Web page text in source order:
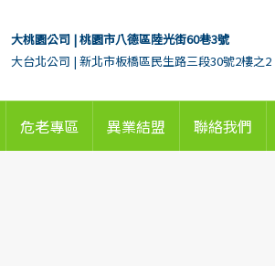
大桃園公司 | 桃園市八德區陸光街60巷3號
大台北公司 | 新北市板橋區民生路三段30號2樓之2
危老專區 異業結盟 聯絡我們